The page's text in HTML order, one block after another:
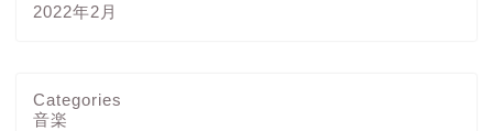
2022年2月
Categories
音楽